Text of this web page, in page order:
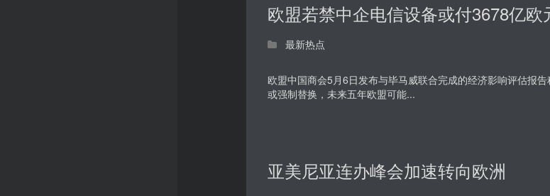
欧盟若禁中企电信设备或付3678亿欧
最新热点
欧盟中国商会5月6日发布与毕马威联合完成的经济影响评估报
或强制替换，未来五年欧盟可能...
亚美尼亚连办峰会加速转向欧洲